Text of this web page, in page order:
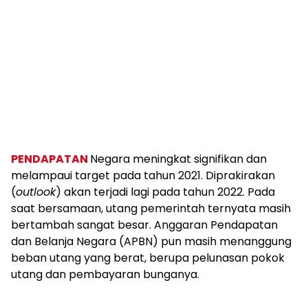
PENDAPATAN Negara meningkat signifikan dan
melampaui target pada tahun 2021. Diprakirakan
(outlook) akan terjadi lagi pada tahun 2022. Pada
saat bersamaan, utang pemerintah ternyata masih
bertambah sangat besar. Anggaran Pendapatan
dan Belanja Negara (APBN) pun masih menanggung
beban utang yang berat, berupa pelunasan pokok
utang dan pembayaran bunganya.